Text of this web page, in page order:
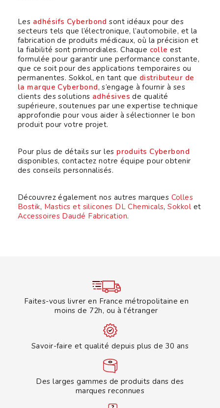
Les adhésifs Cyberbond sont idéaux pour des
secteurs tels que l’électronique, l’automobile, et la
fabrication de produits médicaux, où la précision et
la fiabilité sont primordiales. Chaque colle est
formulée pour garantir une performance constante,
que ce soit pour des applications temporaires ou
permanentes. Sokkol, en tant que distributeur de
la marque Cyberbond, s’engage à fournir à ses
clients des solutions adhésives de qualité
supérieure, soutenues par une expertise technique
approfondie pour vous aider à sélectionner le bon
produit pour votre projet.
Pour plus de détails sur les produits Cyberbond
disponibles, contactez notre équipe pour obtenir
des conseils personnalisés.
Découvrez également nos autres marques Colles
Bostik, Mastics et silicones DL Chemicals,Sokkol et
Accessoires Daudé Fabrication.
Faites-vous livrer en France métropolitaine en
moins de 72h, ou à l'étranger
Savoir-faire et qualité depuis plus de 30 ans
Des larges gammes de produits dans des
marques reconnues